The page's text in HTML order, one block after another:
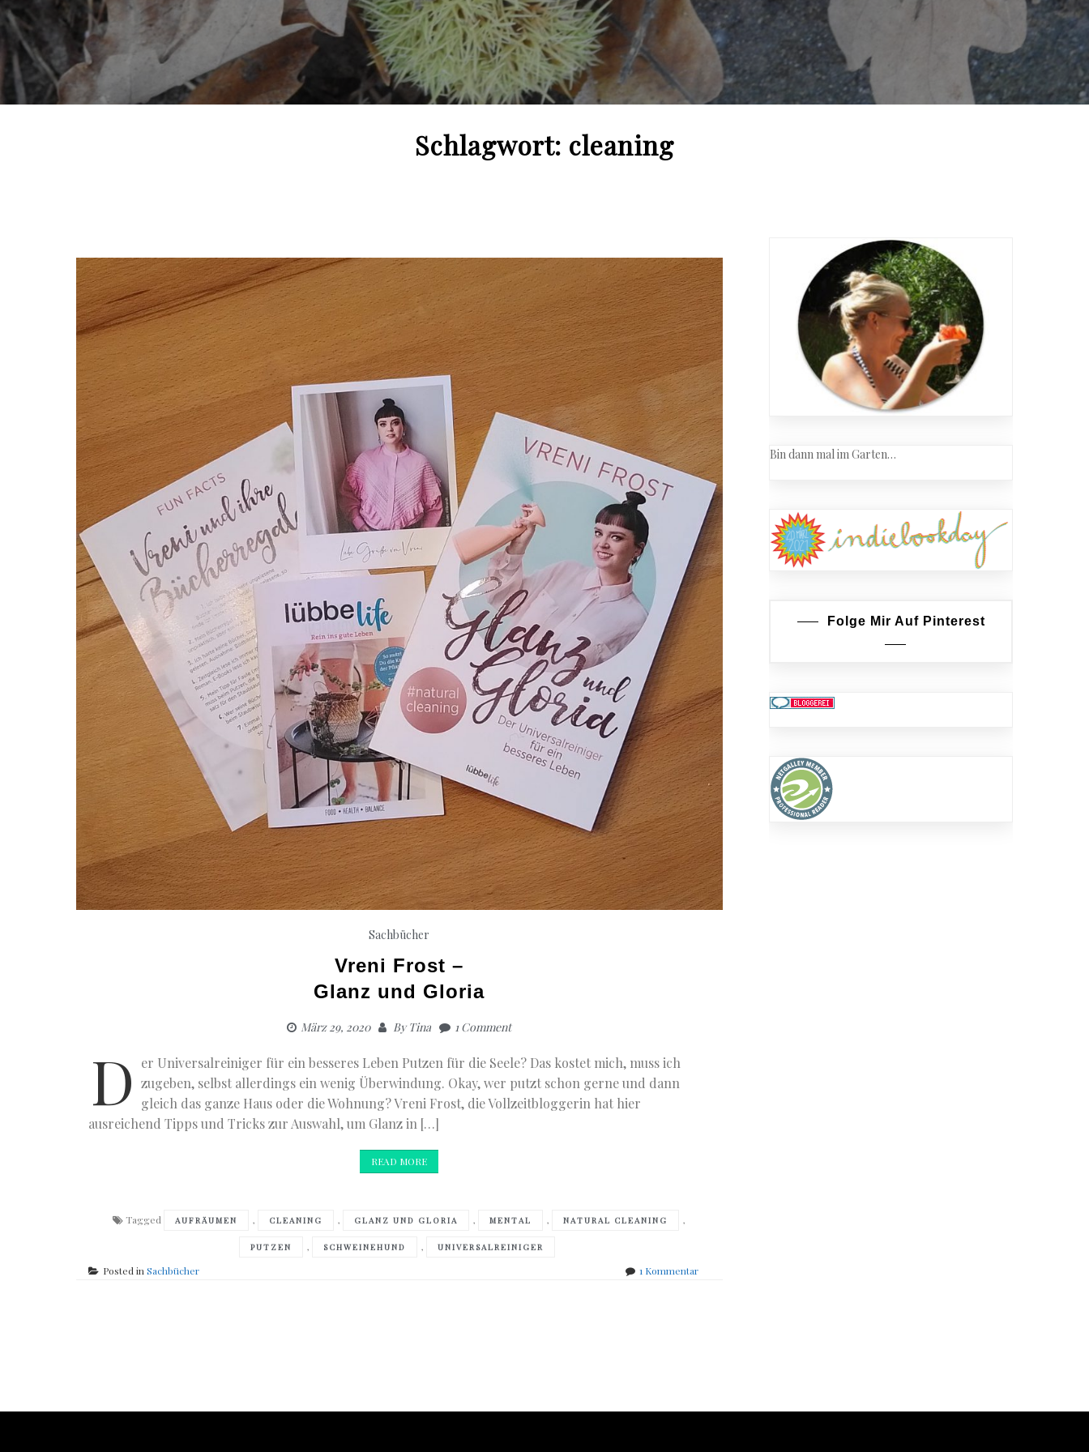
Schlagwort: cleaning
Sachbücher
Vreni Frost –
Glanz und Gloria
März 29, 2020 ByTina 1 Comment
D
er Universalreiniger für ein besseres Leben Putzen für die Seele? Das kostet mich, muss ich
zugeben, selbst allerdings ein wenig Überwindung. Okay, wer putzt schon gerne und dann
gleich das ganze Haus oder die Wohnung? Vreni Frost, die Vollzeitbloggerin hat hier
ausreichend Tipps und Tricks zur Auswahl, um Glanz in […]
READ MORE
Tagged AUFRÄUMEN , CLEANING , GLANZ UND GLORIA , MENTAL , NATURAL CLEANING ,
PUTZEN , SCHWEINEHUND , UNIVERSALREINIGER
Posted inSachbücher 1 Kommentarzu
Bin dann mal im Garten…
Folge Mir Auf Pinterest